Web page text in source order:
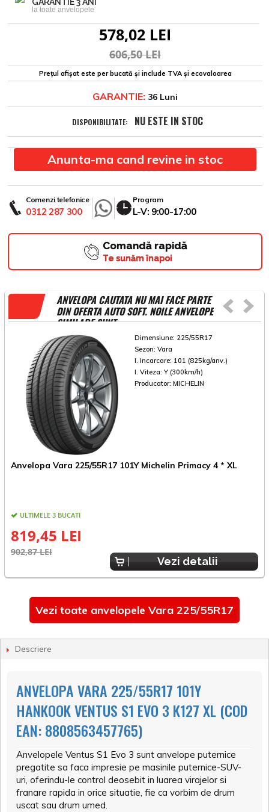
la toate anvelopele
578,02 LEI
606,50 LEI
Prețul afișat este per bucată și include TVA și ecovaloarea
GARANTIE: 36 Luni
DISPONIBILITATE: NU ESTE IN STOC
Anunta-ma cand revine in stoc
Comenzi telefonice
0312 287 300
Program
L-V: 9:00-17:00
Comandă rapidă
Te sunăm înapoi
ANVELOPA CAUTATA NU MAI FACE PARTE
DIN OFERTA AUTO SOFT. NOILE ANVELOPE
SIMILARE SUNT
Dimensiune: 225/55R17
Sezon: Vara
I. Incarcare: 101 (825kg/anv.)
I. Viteza: Y (300km/h)
Producator: MICHELIN
Anvelopa Vara 225/55R17 101Y Michelin Primacy 4 * XL
ULTIMELE 3 BUCATI
819,45 LEI
902,87 LEI
Vezi detalii
Vezi toate anvelopele Vara 225/55R17
Descriere
ANVELOPA VARA 225/55R17 101Y
HANKOOK VENTUS S1 EVO 3 K127 XL (COD
EAN: 8808563457765)
Anvelopele Ventus S1 Evo 3 sunt anvelope puternice
pregatite sa faca impresie pe masinile puternice-SUV-
uri, oferindu-le control deosebit in luarea virajelor si
franare rapida in orice situatie, fie ca vorbim de drum
uscat sau drum umed.